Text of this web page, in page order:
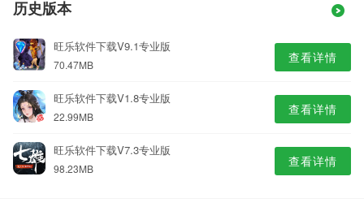
历史版本
旺乐软件下载V9.1专业版
70.47MB 查看详情
旺乐软件下载V1.8专业版
22.99MB 查看详情
旺乐软件下载V7.3专业版
98.23MB 查看详情